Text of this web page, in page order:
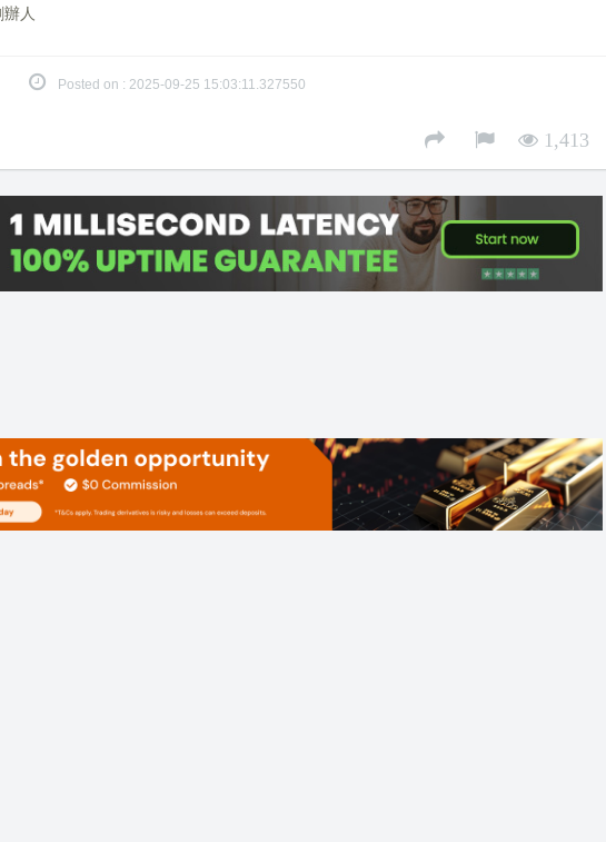
辦人
Posted on : 2025-09-25 15:03:11.327550
1,413